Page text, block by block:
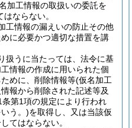
加工情報の取扱いの委託を
はならない。
工情報の漏えいの防止その他
に必要かつ適切な措置を講
扱うに当たっては、法令に基
情報の作成に用いられた個
めに、削除情報等(仮名加工
報から削除された記述等及
第1項の規定により行われ
う。)を取得し、又は当該仮
てはならない。